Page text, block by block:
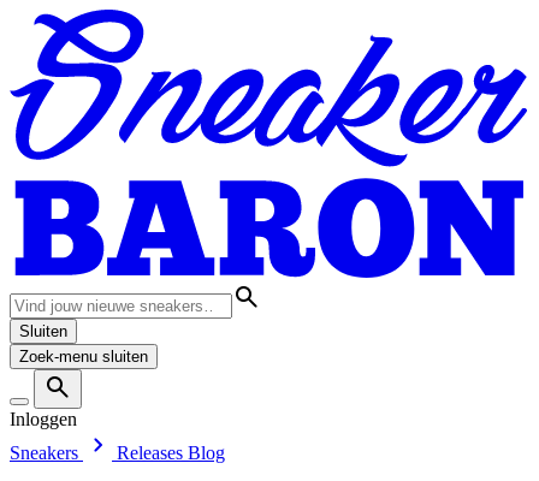
Sluiten
Zoek-menu sluiten
Inloggen
Sneakers
Releases Blog